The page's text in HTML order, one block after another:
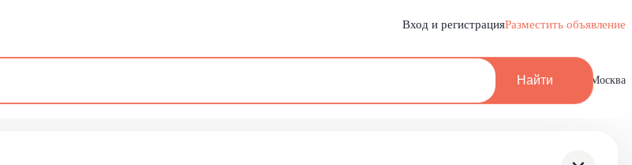
Вход и регистрацияРазместить объявление
Найти Москва